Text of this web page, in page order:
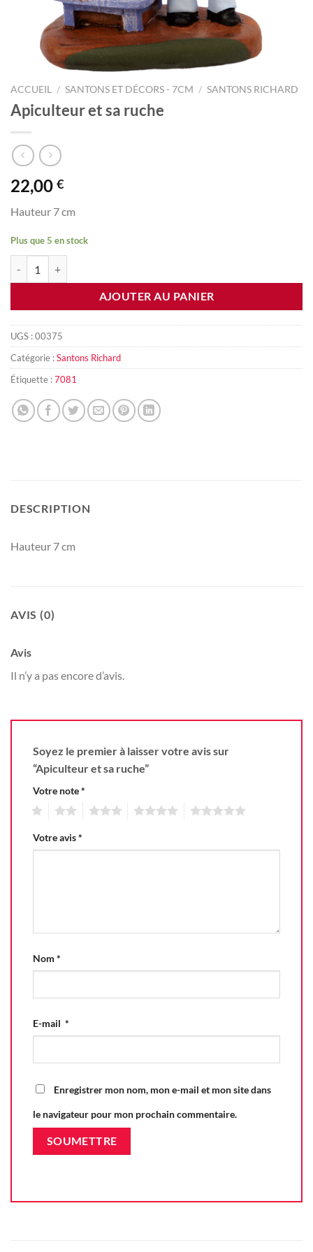
ACCUEIL / SANTONS ET DÉCORS - 7CM / SANTONS RICHARD
Apiculteur et sa ruche
22,00 €
Hauteur 7 cm
Plus que 5 en stock
AJOUTER AU PANIER
UGS :00375
Catégorie :Santons Richard
Étiquette :7081
DESCRIPTION
Hauteur 7 cm
AVIS (0)
Avis
Il n’y a pas encore d’avis.
Soyez le premier à laisser votre avis sur
“Apiculteur et sa ruche”
Votre note*
Votre avis*
Nom *
E-mail *
Enregistrer mon nom, mon e-mail et mon site dans
le navigateur pour mon prochain commentaire.